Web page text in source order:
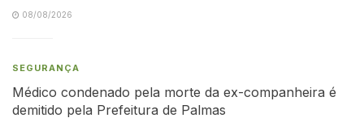
08/08/2026
SEGURANÇA
Médico condenado pela morte da ex-companheira é
demitido pela Prefeitura de Palmas